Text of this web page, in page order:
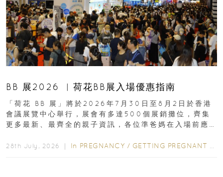
BB 展2026 ︳荷花BB展入場優惠指南
「荷花 BB 展」將於2026年7月30日至8月2日於香港
會議展覽中心舉行，展會有多達500個展銷攤位，齊集
更多最新、最齊全的親子資訊，各位準爸媽在入場前應
28th July, 2026 ｜ In PREGNANCY / GETTING PREGNANT